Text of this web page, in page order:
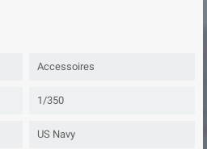
Accessoires
1/350
US Navy